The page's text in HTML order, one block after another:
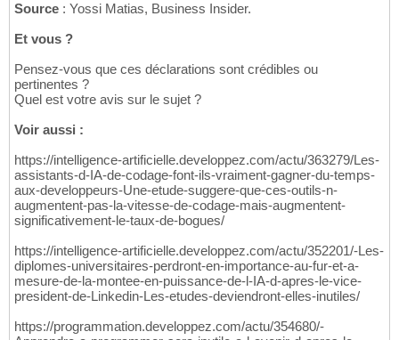
Source : Yossi Matias, Business Insider.
Et vous ?
Pensez-vous que ces déclarations sont crédibles ou
pertinentes ?
Quel est votre avis sur le sujet ?
Voir aussi :
https://intelligence-artificielle.developpez.com/actu/363279/Les-
assistants-d-IA-de-codage-font-ils-vraiment-gagner-du-temps-
aux-developpeurs-Une-etude-suggere-que-ces-outils-n-
augmentent-pas-la-vitesse-de-codage-mais-augmentent-
significativement-le-taux-de-bogues/
https://intelligence-artificielle.developpez.com/actu/352201/-Les-
diplomes-universitaires-perdront-en-importance-au-fur-et-a-
mesure-de-la-montee-en-puissance-de-l-IA-d-apres-le-vice-
president-de-Linkedin-Les-etudes-deviendront-elles-inutiles/
https://programmation.developpez.com/actu/354680/-